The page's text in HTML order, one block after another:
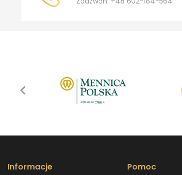
Informacje Pomoc